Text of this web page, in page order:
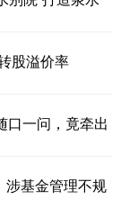
股溢价率
口一问，竟牵出
涉基金管理不规